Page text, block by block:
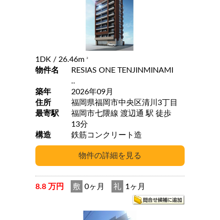
1DK / 26.46m 2
物件名
RESIAS ONE TENJINMINAMI
..
築年
2026年09月
住所
福岡県福岡市中央区清川3丁目
最寄駅
福岡市七隈線 渡辺通 駅 徒歩
13分
構造
鉄筋コンクリート造
8.8 万円 敷 0ヶ月 礼 1ヶ月